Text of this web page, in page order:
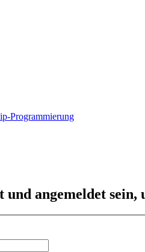
Programmierung
angemeldet sein,